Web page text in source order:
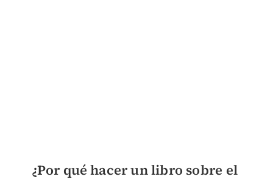
¿Por qué hacer un libro sobre el